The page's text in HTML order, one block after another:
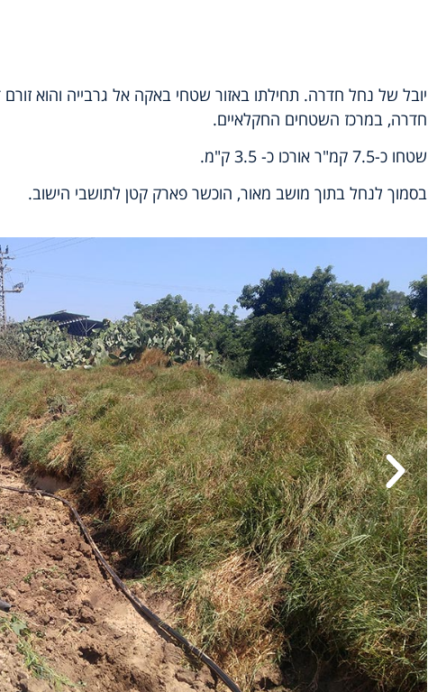
יובל של נחל חדרה. תחילתו באזור שטחי באקה אל גרבייה והוא
חדרה, במרכז השטחים החקלאיים.
שטחו כ-7.5 קמ"ר אורכו כ- 3.5 ק"מ.
בסמוך לנחל בתוך מושב מאור, הוכשר פארק קטן לתושבי הישוב.